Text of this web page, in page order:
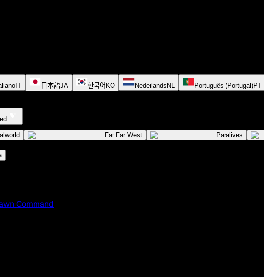
IT 日本語JA 한국어 KO Nederlands NL Português (Portugal)PT
Far Far West Paralives
Command